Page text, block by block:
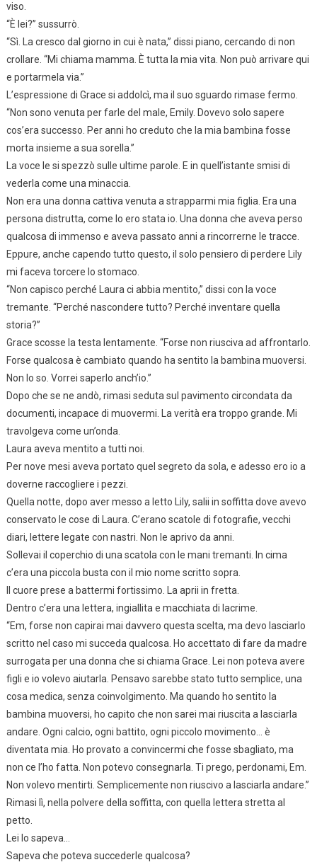
viso.
“È lei?” sussurrò.
“Sì. La cresco dal giorno in cui è nata,” dissi piano, cercando di non
crollare. “Mi chiama mamma. È tutta la mia vita. Non può arrivare qui
e portarmela via.”
L’espressione di Grace si addolcì, ma il suo sguardo rimase fermo.
“Non sono venuta per farle del male, Emily. Dovevo solo sapere
cos’era successo. Per anni ho creduto che la mia bambina fosse
morta insieme a sua sorella.”
La voce le si spezzò sulle ultime parole. E in quell’istante smisi di
vederla come una minaccia.
Non era una donna cattiva venuta a strapparmi mia figlia. Era una
persona distrutta, come lo ero stata io. Una donna che aveva perso
qualcosa di immenso e aveva passato anni a rincorrerne le tracce.
Eppure, anche capendo tutto questo, il solo pensiero di perdere Lily
mi faceva torcere lo stomaco.
“Non capisco perché Laura ci abbia mentito,” dissi con la voce
tremante. “Perché nascondere tutto? Perché inventare quella
storia?”
Grace scosse la testa lentamente. “Forse non riusciva ad affrontarlo.
Forse qualcosa è cambiato quando ha sentito la bambina muoversi.
Non lo so. Vorrei saperlo anch’io.”
Dopo che se ne andò, rimasi seduta sul pavimento circondata da
documenti, incapace di muovermi. La verità era troppo grande. Mi
travolgeva come un’onda.
Laura aveva mentito a tutti noi.
Per nove mesi aveva portato quel segreto da sola, e adesso ero io a
doverne raccogliere i pezzi.
Quella notte, dopo aver messo a letto Lily, salii in soffitta dove avevo
conservato le cose di Laura. C’erano scatole di fotografie, vecchi
diari, lettere legate con nastri. Non le aprivo da anni.
Sollevai il coperchio di una scatola con le mani tremanti. In cima
c’era una piccola busta con il mio nome scritto sopra.
Il cuore prese a battermi fortissimo. La aprii in fretta.
Dentro c’era una lettera, ingiallita e macchiata di lacrime.
“Em, forse non capirai mai davvero questa scelta, ma devo lasciarlo
scritto nel caso mi succeda qualcosa. Ho accettato di fare da madre
surrogata per una donna che si chiama Grace. Lei non poteva avere
figli e io volevo aiutarla. Pensavo sarebbe stato tutto semplice, una
cosa medica, senza coinvolgimento. Ma quando ho sentito la
bambina muoversi, ho capito che non sarei mai riuscita a lasciarla
andare. Ogni calcio, ogni battito, ogni piccolo movimento… è
diventata mia. Ho provato a convincermi che fosse sbagliato, ma
non ce l’ho fatta. Non potevo consegnarla. Ti prego, perdonami, Em.
Non volevo mentirti. Semplicemente non riuscivo a lasciarla andare.”
Rimasi lì, nella polvere della soffitta, con quella lettera stretta al
petto.
Lei lo sapeva…
Sapeva che poteva succederle qualcosa?